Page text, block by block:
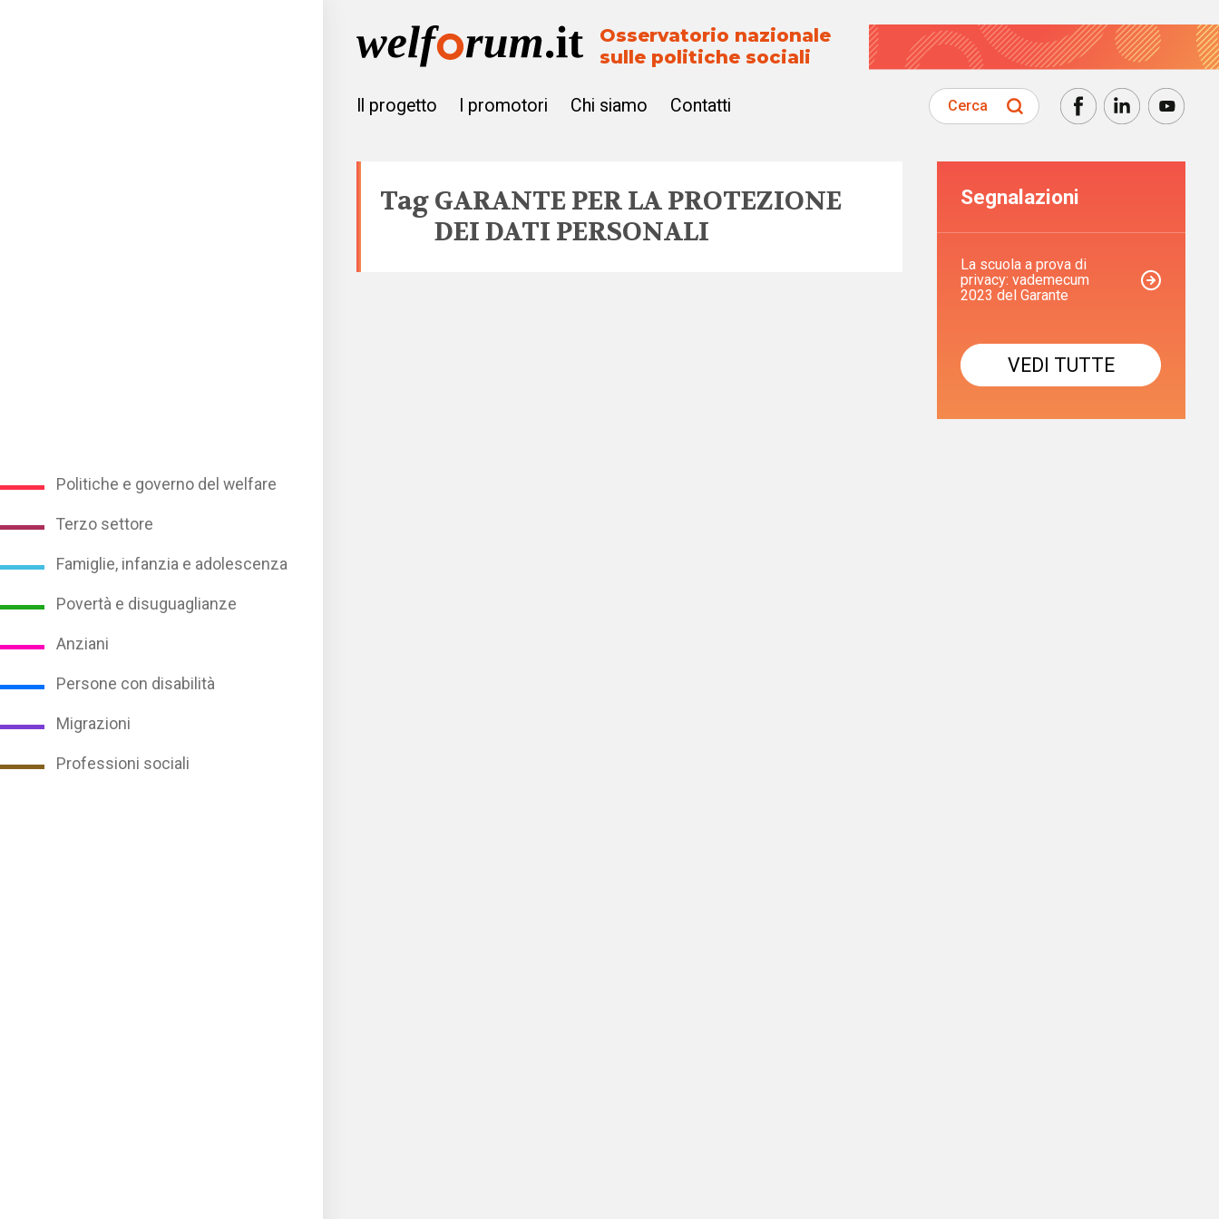
Politiche e governo del welfare
Terzo settore
Famiglie, infanzia e adolescenza
Povertà e disuguaglianze
Anziani
Persone con disabilità
Migrazioni
Professioni sociali
Osservatorio nazionale
sulle politiche sociali
Il progetto I promotori Chi siamo Contatti Cerca
TagGARANTE PER LA PROTEZIONE
DEI DATI PERSONALI
Segnalazioni
La scuola a prova di
privacy: vademecum
2023 del Garante
VEDI TUTTE